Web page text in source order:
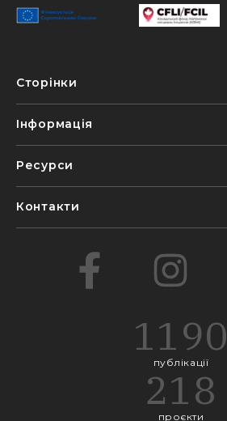
Сторінки
Інформація
Ресурси
Контакти
1190
публікації
218
проєкти